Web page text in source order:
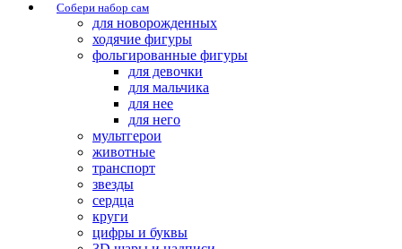
Собери набор сам
для новорожденных
ходячие фигуры
фольгированные фигуры
для девочки
для мальчика
для нее
для него
мультгерои
животные
транспорт
звезды
сердца
круги
цифры и буквы